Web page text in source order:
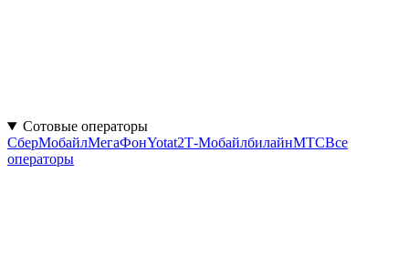
Сотовые операторы
СберМобайлМегаФонYotat2Т‑МобайлбилайнМТСВсе
операторы